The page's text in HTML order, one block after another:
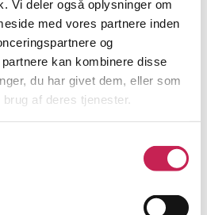
Vi deler også oplysninger om
med vores partnere inden
og
kan kombinere disse
du har givet dem, eller som
af deres tjenester.